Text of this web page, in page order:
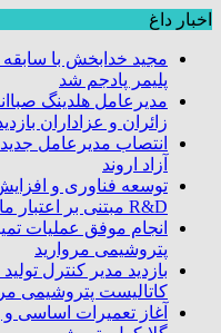
اخبار داغ
مجید خدابخش با
پلیمر پادجم شد
مدیرعامل هلدینگ
زائران و عزاداران
انتصاب مدیرعامل
آزاد اروند
توسعه فناوری و
R&D مبتنی بر اعتبار مالیاتی
پتروشیمی مروارید
کاتالیست پتروشیمی